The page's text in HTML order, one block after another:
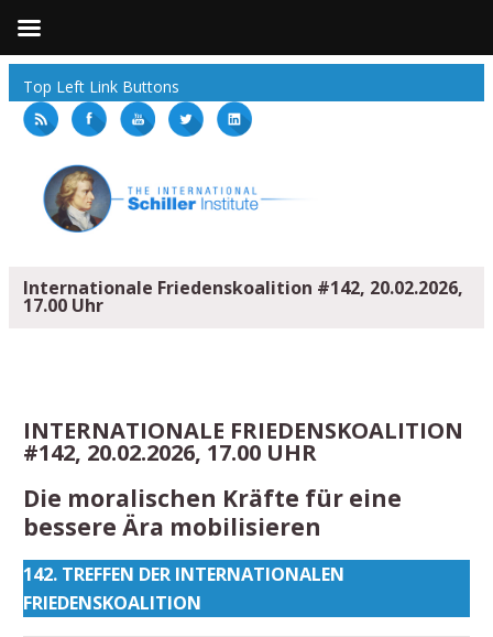
Top Left Link Buttons
Internationale Friedenskoalition #142, 20.02.2026,
17.00 Uhr
INTERNATIONALE FRIEDENSKOALITION
#142, 20.02.2026, 17.00 UHR
Die moralischen Kräfte für eine
bessere Ära mobilisieren
142. TREFFEN DER INTERNATIONALEN
FRIEDENSKOALITION